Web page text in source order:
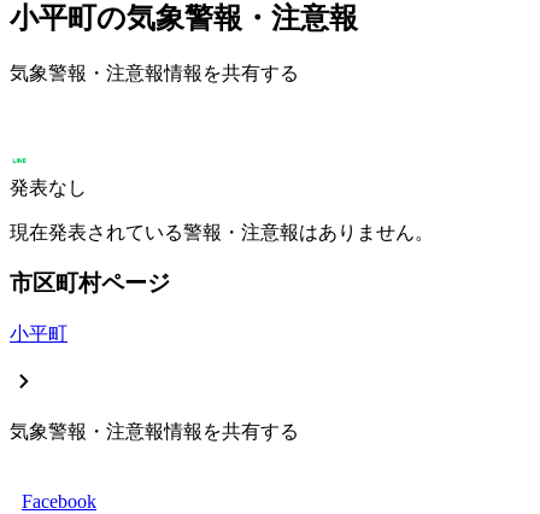
小平町の気象警報・注意報
気象警報・注意報情報を共有する
発表なし
現在発表されている警報・注意報はありません。
市区町村ページ
小平町
気象警報・注意報情報を共有する
Facebook